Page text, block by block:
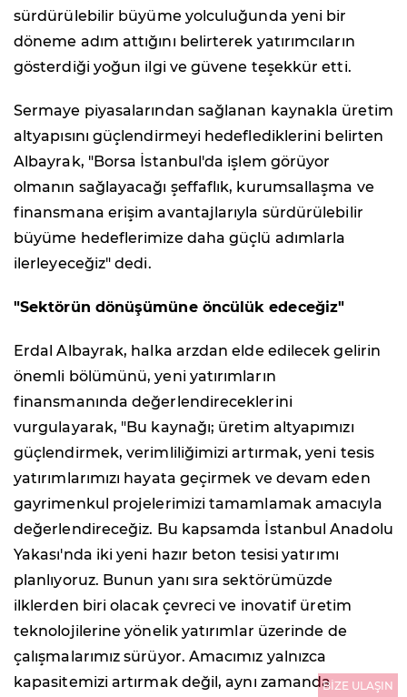
sürdürülebilir büyüme yolculuğunda yeni bir
döneme adım attığını belirterek yatırımcıların
gösterdiği yoğun ilgi ve güvene teşekkür etti.
Sermaye piyasalarından sağlanan kaynakla üretim
altyapısını güçlendirmeyi hedeflediklerini belirten
Albayrak, "Borsa İstanbul'da işlem görüyor
olmanın sağlayacağı şeffaflık, kurumsallaşma ve
finansmana erişim avantajlarıyla sürdürülebilir
büyüme hedeflerimize daha güçlü adımlarla
ilerleyeceğiz" dedi.
"Sektörün dönüşümüne öncülük edeceğiz"
Erdal Albayrak, halka arzdan elde edilecek gelirin
önemli bölümünü, yeni yatırımların
finansmanında değerlendireceklerini
vurgulayarak, "Bu kaynağı; üretim altyapımızı
güçlendirmek, verimliliğimizi artırmak, yeni tesis
yatırımlarımızı hayata geçirmek ve devam eden
gayrimenkul projelerimizi tamamlamak amacıyla
değerlendireceğiz. Bu kapsamda İstanbul Anadolu
Yakası'nda iki yeni hazır beton tesisi yatırımı
planlıyoruz. Bunun yanı sıra sektörümüzde
ilklerden biri olacak çevreci ve inovatif üretim
teknolojilerine yönelik yatırımlar üzerinde de
çalışmalarımız sürüyor. Amacımız yalnızca
kapasitemizi artırmak değil, aynı zamandaBİZE ULAŞIN